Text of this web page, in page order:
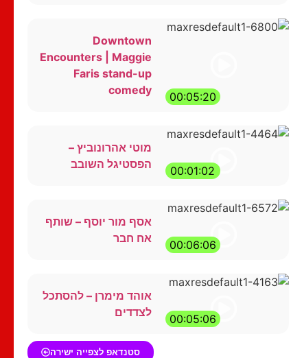
00:05:20
Downtown
Encounters | Maggie
Faris stand-up
comedy
00:01:02
מוטי אהרונוביץ –
הפסטיגל השובב
00:06:06
אסף מור יוסף – שותף
אח חבר
00:05:06
אוהד מימרן – להסתכל
לצדדים
סטנדאפ לצפייה ישירה